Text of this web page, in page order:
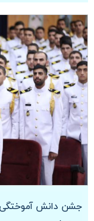
جشن دانش آموختگی